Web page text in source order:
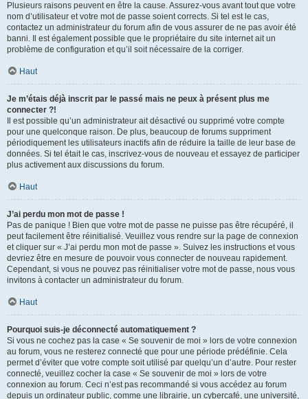
Plusieurs raisons peuvent en être la cause. Assurez-vous avant tout que votre
nom d’utilisateur et votre mot de passe soient corrects. Si tel est le cas,
contactez un administrateur du forum afin de vous assurer de ne pas avoir été
banni. Il est également possible que le propriétaire du site internet ait un
problème de configuration et qu’il soit nécessaire de la corriger.
Haut
Je m’étais déjà inscrit par le passé mais ne peux à présent plus me
connecter ?!
Il est possible qu’un administrateur ait désactivé ou supprimé votre compte
pour une quelconque raison. De plus, beaucoup de forums suppriment
périodiquement les utilisateurs inactifs afin de réduire la taille de leur base de
données. Si tel était le cas, inscrivez-vous de nouveau et essayez de participer
plus activement aux discussions du forum.
Haut
J’ai perdu mon mot de passe !
Pas de panique ! Bien que votre mot de passe ne puisse pas être récupéré, il
peut facilement être réinitialisé. Veuillez vous rendre sur la page de connexion
et cliquer sur « J’ai perdu mon mot de passe ». Suivez les instructions et vous
devriez être en mesure de pouvoir vous connecter de nouveau rapidement.
Cependant, si vous ne pouvez pas réinitialiser votre mot de passe, nous vous
invitons à contacter un administrateur du forum.
Haut
Pourquoi suis-je déconnecté automatiquement ?
Si vous ne cochez pas la case « Se souvenir de moi » lors de votre connexion
au forum, vous ne resterez connecté que pour une période prédéfinie. Cela
permet d’éviter que votre compte soit utilisé par quelqu’un d’autre. Pour rester
connecté, veuillez cocher la case « Se souvenir de moi » lors de votre
connexion au forum. Ceci n’est pas recommandé si vous accédez au forum
depuis un ordinateur public, comme une librairie, un cybercafé, une université,